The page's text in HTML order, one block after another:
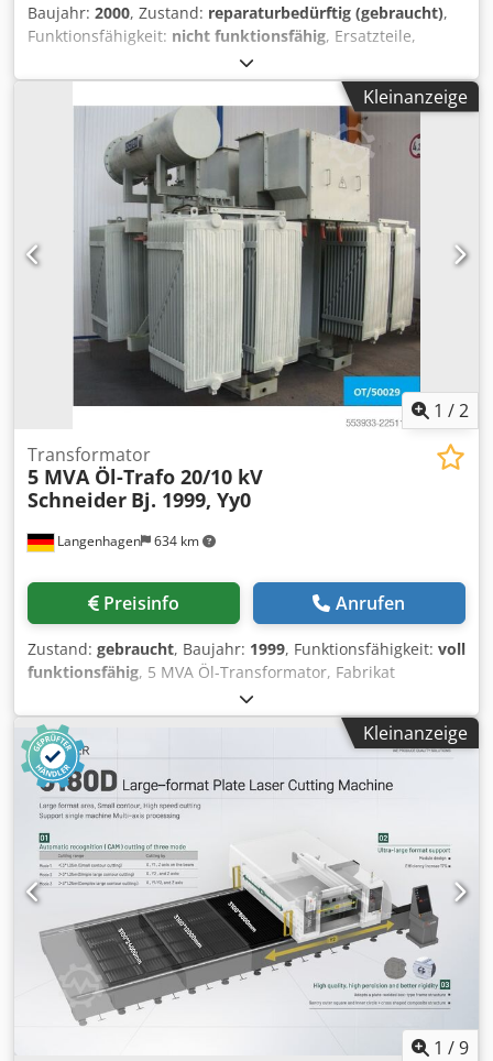
Baujahr: 2000, Zustand: reparaturbedürftig (gebraucht),
Funktionsfähigkeit: nicht funktionsfähig, Ersatzteile,
Service und Reparaturen von Werkzeugfräsmaschinen aus
der Produktion von TOS, später INTOS Zebrak der
Baureihen FN 20/32/40, FNGJ 20/30/32/40/50, FNGP 40/50
Dksdpfexg H Hhox Afqjr
Kleinanzeige
1 /2
Langenhagen 634 km
Transformator
5 MVA Öl-Trafo 20/10 kV
Schneider Bj. 1999, Yy0
Preisinfo Anrufen
Zustand: gebraucht, Baujahr: 1999, Funktionsfähigkeit: voll
funktionsfähig, 5 MVA Öl-Transformator, Fabrikat
Schneider, Baujahr 1999, 20 +- 5 % / 10 kV, Schaltgruppe
Yy0, war bis 07/2026 im Einsatz; mit Ausdehner,
Buchholzrelais, Luftentfeuchter, Zeigerthermometer
Dkodpfx Afszr Ur Aeqjr
Kleinanzeige
1 /9